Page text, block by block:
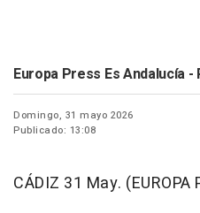
Europa Press Es Andalucía -
Domingo, 31 mayo 2026
Publicado: 13:08
CÁDIZ 31 May. (EUROPA